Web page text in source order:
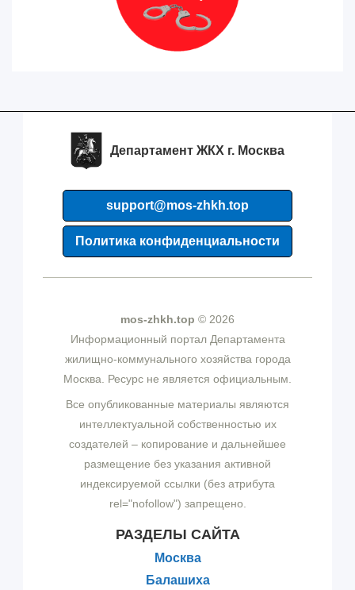
Департамент ЖКХ г. Москва
support@mos-zhkh.top
Политика конфиденциальности
mos-zhkh.top © 2026
Информационный портал Департамента
жилищно-коммунального хозяйства города
Москва. Ресурс не является официальным.
Все опубликованные материалы являются
интеллектуальной собственностью их
создателей – копирование и дальнейшее
размещение без указания активной
индексируемой ссылки (без атрибута
rel="nofollow") запрещено.
РАЗДЕЛЫ САЙТА
Москва
Балашиха